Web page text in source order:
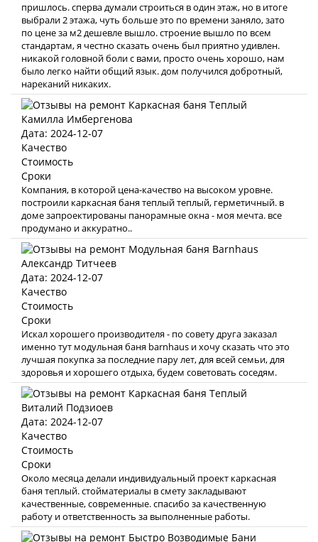
пришлось. сперва думали строиться в один этаж, но в итоге
выбрали 2 этажа, чуть больше это по времени заняло, зато
по цене за м2 дешевле вышло. строение вышло по всем
стандартам, я честно сказать очень был приятно удивлен.
никакой головной боли с вами, просто очень хорошо, нам
было легко найти общий язык. дом получился добротный,
нареканий никаких.
Камилла Имбергенова
Дата: 2024-12-07
Качество
Стоимость
Сроки
Компания, в которой цена-качество на высоком уровне.
построили каркасная баня теплый теплый, герметичный. в
доме запроектированы панорамные окна - моя мечта. все
продумано и аккуратно..
Александр Титчеев
Дата: 2024-12-07
Качество
Стоимость
Сроки
Искал хорошего производителя - по совету друга заказал
именно тут модульная баня barnhaus и хочу сказать что это
лучшая покупка за последние пару лет, для всей семьи, для
здоровья и хорошего отдыха, будем советовать соседям.
Виталий Подзиоев
Дата: 2024-12-07
Качество
Стоимость
Сроки
Около месяца делали индивидуальный проект каркасная
баня теплый. стойматериалы в смету закладывают
качественные, современные. спасибо за качественную
работу и ответственность за выполненные работы.